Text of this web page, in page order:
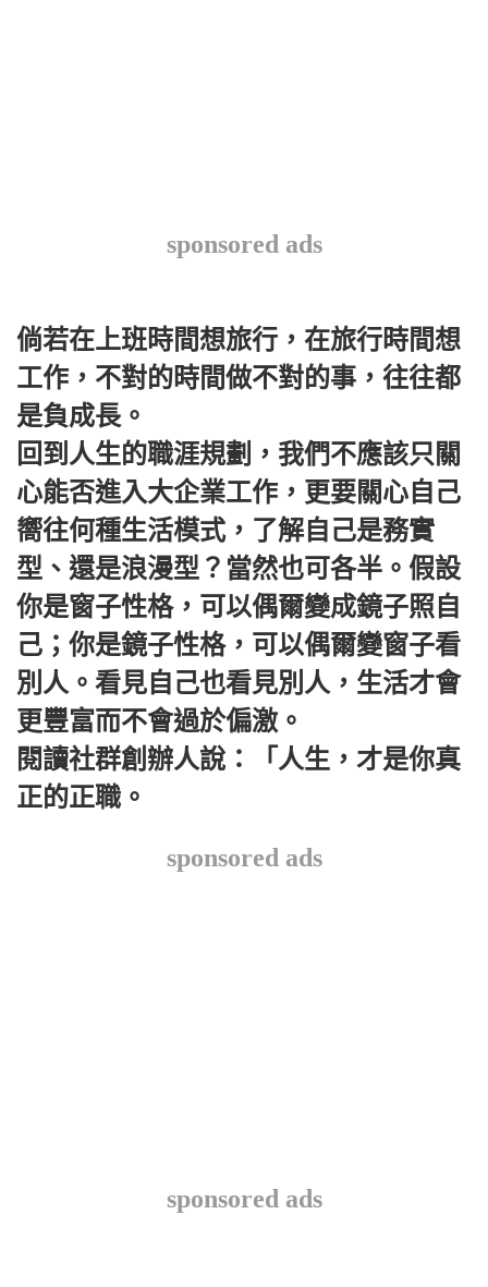
sponsored ads
倘若在上班時間想旅行，在旅行時間想
工作，不對的時間做不對的事，往往都
是負成長。
回到人生的職涯規劃，我們不應該只關
心能否進入大企業工作，更要關心自己
嚮往何種生活模式，了解自己是務實
型、還是浪漫型？當然也可各半。假設
你是窗子性格，可以偶爾變成鏡子照自
己；你是鏡子性格，可以偶爾變窗子看
別人。看見自己也看見別人，生活才會
更豐富而不會過於偏激。
閱讀社群創辦人說：「人生，才是你真
正的正職。
sponsored ads
sponsored ads